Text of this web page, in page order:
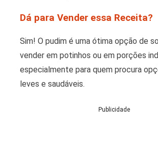
Dá para Vender essa Receita?
Sim! O pudim é uma ótima opção de
vender em potinhos ou em porções
especialmente para quem procura
leves e saudáveis.
Publicidade